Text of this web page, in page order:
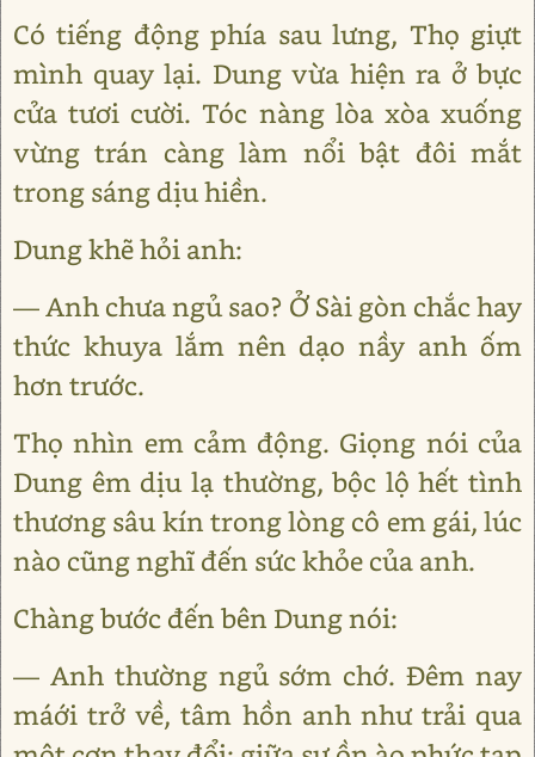
Có tiếng động phía sau lưng, Thọ giựt
mình quay lại. Dung vừa hiện ra ở bực
cửa tươi cười. Tóc nàng lòa xòa xuống
vừng trán càng làm nổi bật đôi mắt
trong sáng dịu hiền.
Dung khẽ hỏi anh:
— Anh chưa ngủ sao? Ở Sài gòn chắc hay
thức khuya lắm nên dạo nầy anh ốm
hơn trước.
Thọ nhìn em cảm động. Giọng nói của
Dung êm dịu lạ thường, bộc lộ hết tình
thương sâu kín trong lòng cô em gái, lúc
nào cũng nghĩ đến sức khỏe của anh.
Chàng bước đến bên Dung nói:
— Anh thường ngủ sớm chớ. Đêm nay
máới trở về, tâm hồn anh như trải qua